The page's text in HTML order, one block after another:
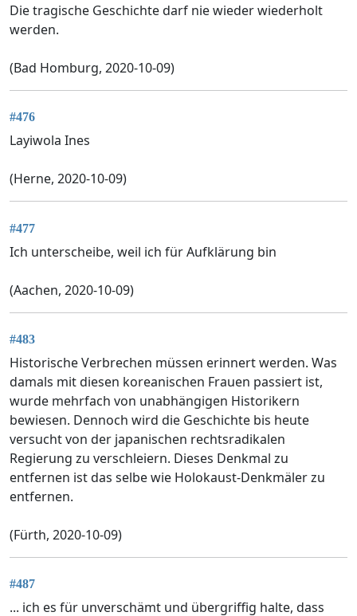
Die tragische Geschichte darf nie wieder wiederholt
werden.
(Bad Homburg, 2020-10-09)
#476
Layiwola Ines
(Herne, 2020-10-09)
#477
Ich unterscheibe, weil ich für Aufklärung bin
(Aachen, 2020-10-09)
#483
Historische Verbrechen müssen erinnert werden. Was
damals mit diesen koreanischen Frauen passiert ist,
wurde mehrfach von unabhängigen Historikern
bewiesen. Dennoch wird die Geschichte bis heute
versucht von der japanischen rechtsradikalen
Regierung zu verschleiern. Dieses Denkmal zu
entfernen ist das selbe wie Holokaust-Denkmäler zu
entfernen.
(Fürth, 2020-10-09)
#487
... ich es für unverschämt und übergriffig halte, dass